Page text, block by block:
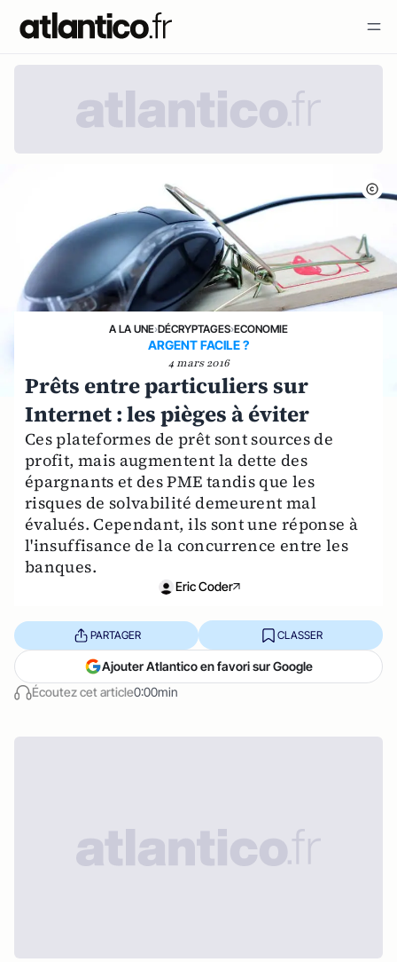
A LA UNE›DÉCRYPTAGES›ECONOMIE
ARGENT FACILE ?
4 mars 2016
Prêts entre particuliers sur
Internet : les pièges à éviter
Ces plateformes de prêt sont sources de
profit, mais augmentent la dette des
épargnants et des PME tandis que les
risques de solvabilité demeurent mal
évalués. Cependant, ils sont une réponse à
l'insuffisance de la concurrence entre les
banques.
Eric Coder
Écoutez cet article0:00min
PARTAGER CLASSER
Ajouter Atlantico en favori sur Google